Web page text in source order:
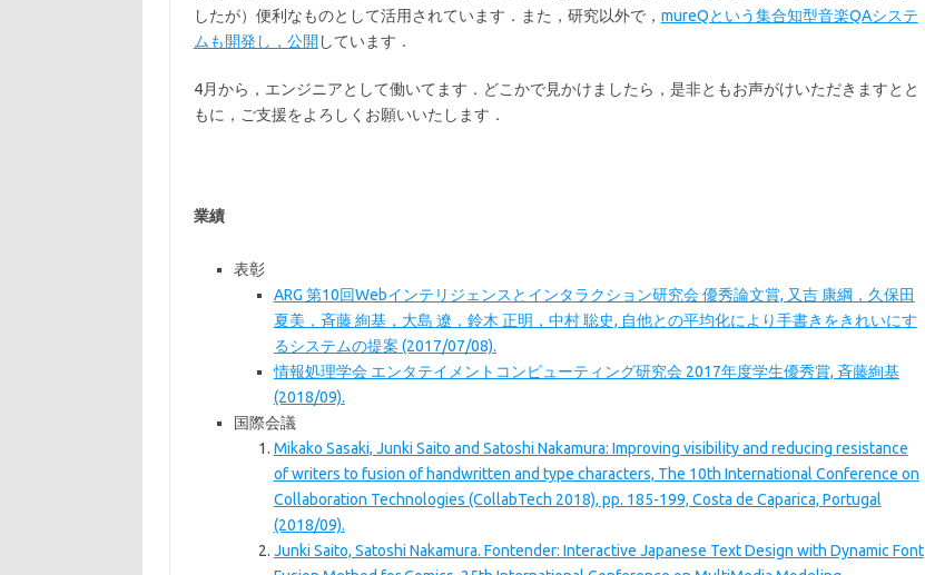
したが）便利なものとして活用されています．また，研究以外で， mureQという集合知型音楽QAシステ
ムも開発し，公開 しています．
4月から，エンジニアとして働いてます．どこかで見かけましたら，是非ともお声がけいただきますとと
もに，ご支援をよろしくお願いいたします．
業績
表彰
ARG 第10回Webインテリジェンスとインタラクション研究会 優秀論文賞, 又吉 康綱，久保田
夏美，斉藤 絢基，大島 遼，鈴木 正明，中村 聡史, 自他との平均化により手書きをきれいにす
るシステムの提案 (2017/07/08).
情報処理学会 エンタテイメントコンピューティング研究会 2017年度学生優秀賞, 斉藤絢基
(2018/09).
国際会議
Mikako Sasaki, Junki Saito and Satoshi Nakamura: Improving visibility and reducing resistance
of writers to fusion of handwritten and type characters, The 10th International Conference on
Collaboration Technologies (CollabTech 2018), pp. 185-199, Costa de Caparica, Portugal
(2018/09).
Junki Saito, Satoshi Nakamura. Fontender: Interactive Japanese Text Design with Dynamic Font